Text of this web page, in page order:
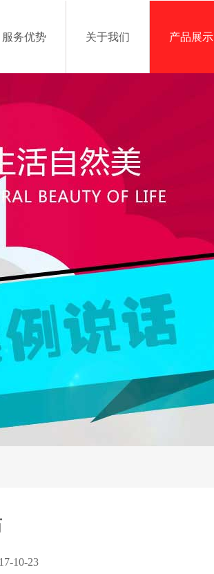
服务优势 关于我们 产品展示
10-23